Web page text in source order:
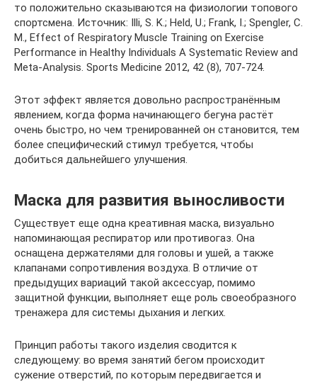
то положительно сказываются на физиологии топового
спортсмена. Источник: Illi, S. K.; Held, U.; Frank, I.; Spengler, C.
M., Effect of Respiratory Muscle Training on Exercise
Performance in Healthy Individuals A Systematic Review and
Meta-Analysis. Sports Medicine 2012, 42 (8), 707-724.
Этот эффект является довольно распространённым
явлением, когда форма начинающего бегуна растёт
очень быстро, но чем тренированней он становится, тем
более специфический стимул требуется, чтобы
добиться дальнейшего улучшения.
Маска для развития выносливости
Существует еще одна креативная маска, визуально
напоминающая респиратор или противогаз. Она
оснащена держателями для головы и ушей, а также
клапанами сопротивления воздуха. В отличие от
предыдущих вариаций такой аксессуар, помимо
защитной функции, выполняет еще роль своеобразного
тренажера для системы дыхания и легких.
Принцип работы такого изделия сводится к
следующему: во время занятий бегом происходит
сужение отверстий, по которым передвигается и